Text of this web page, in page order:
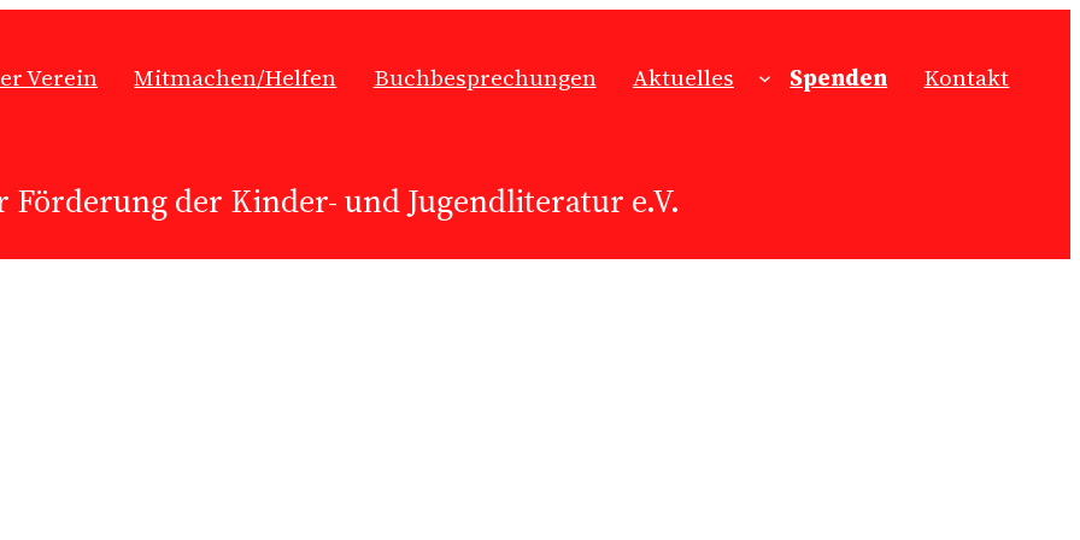
Verein Mitmachen/Helfen Buchbesprechungen Aktuelles Spenden Kontakt
Förderung der Kinder- und Jugendliteratur e.V.